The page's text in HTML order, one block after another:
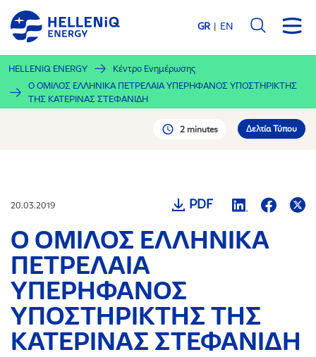
Παράκαμψη
προς
κυρίως
περιεχόμενο
GR EN
HELLENiQ ENERGY
Κέντρο Ενημέρωσης
Ο ΟΜΙΛΟΣ ΕΛΛΗΝΙΚΑ ΠΕΤΡΕΛΑΙΑ ΥΠΕΡΗΦΑΝΟΣ ΥΠΟΣΤΗΡΙΚΤΗΣ
ΤΗΣ ΚΑΤΕΡΙΝΑΣ ΣΤΕΦΑΝΙΔΗ
2 minutes Δελτία Τύπου
20.03.2019 PDF
Ο ΟΜΙΛΟΣ ΕΛΛΗΝΙΚΑ
ΠΕΤΡΕΛΑΙΑ
ΥΠΕΡΗΦΑΝΟΣ
ΥΠΟΣΤΗΡΙΚΤΗΣ ΤΗΣ
ΚΑΤΕΡΙΝΑΣ ΣΤΕΦΑΝΙΔΗ